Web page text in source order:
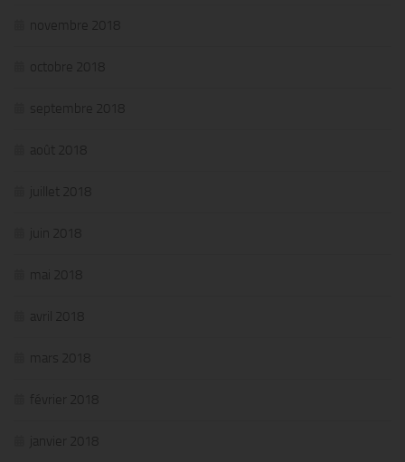
novembre 2018
octobre 2018
septembre 2018
août 2018
juillet 2018
juin 2018
mai 2018
avril 2018
mars 2018
février 2018
janvier 2018